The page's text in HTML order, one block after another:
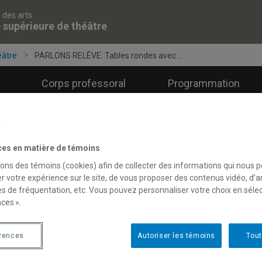
des arts
supérieure de théâtre
PARLONS RELÈVE. Tables rondes avec ...
Corps professoral Programmation
RELÈVE. Tables
théâtrale
en matière de témoins
des témoins (cookies) afin de collecter des informations qui nous
votre expérience sur le site, de vous proposer des contenus vidéo,
de fréquentation, etc. Vous pouvez personnaliser votre choix en
».
Autoriser les témoins